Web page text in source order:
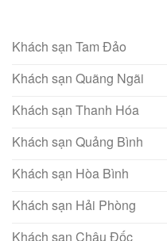
Khách sạn Tam Đảo
Khách sạn Quãng Ngãi
Khách sạn Thanh Hóa
Khách sạn Quảng Bình
Khách sạn Hòa Bình
Khách sạn Hải Phòng
Khách sạn Châu Đốc